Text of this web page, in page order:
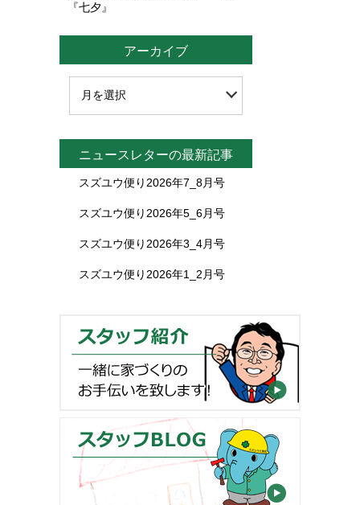
『七夕』
アーカイブ
ニュースレターの最新記事
スズユウ便り2026年7_8月号
スズユウ便り2026年5_6月号
スズユウ便り2026年3_4月号
スズユウ便り2026年1_2月号